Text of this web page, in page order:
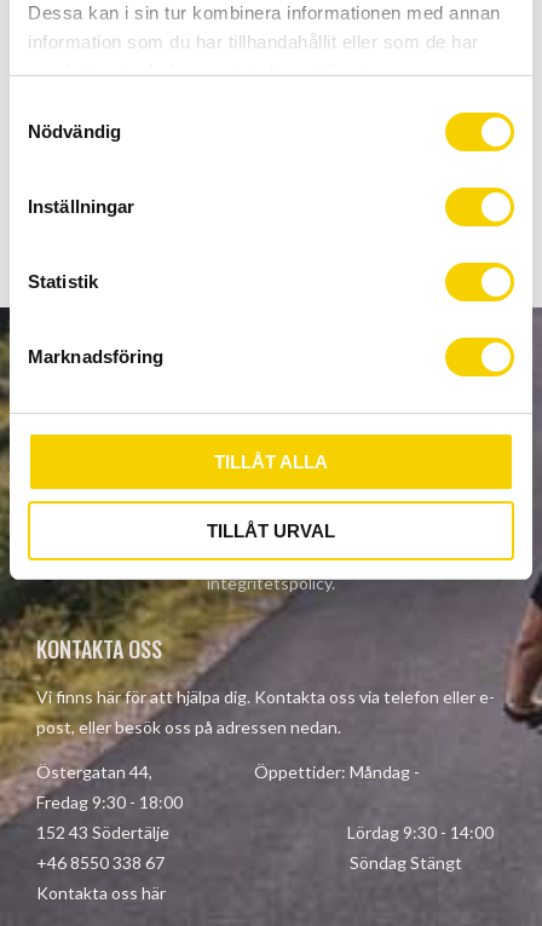
Dessa kan i sin tur kombinera informationen med annan
information som du har tillhandahållit eller som de har
samlat in när du har använt deras tjänster.
e
s
a
l
Nödvändig
Inställningar
Statistik
Marknadsföring
TILLÅT ALLA
TILLÅT URVAL
protein. Utmärkt för att fylla på med snabb energi under
dina längre träningspass. Du kan inta 1-2 stycken per timme
PRENUMERERA
Dina personuppgifter behandlas i enlighet med vår
integritetspolicy.
KONTAKTA OSS
Vi finns här för att hjälpa dig. Kontakta oss via telefon eller e-
post, eller besök oss på adressen nedan.
Östergatan 44, Öppettider: Måndag -
Fredag 9:30 - 18:00
152 43 Södertälje Lördag 9:30 - 14:00
+46 8550 338 67 Söndag Stängt
Kontakta oss här